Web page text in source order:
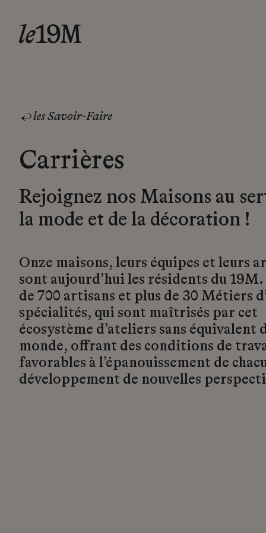
les Savoir-Faire
Carrières
Rejoignez nos Maisons au
la mode et de la décoration !
Onze maisons, leurs équipes et leurs
sont aujourd’hui les résidents du
de 700 artisans et plus de 30 Métiers
spécialités, qui sont maîtrisés par cet
écosystème d’ateliers sans équivalent
monde, offrant des conditions de
favorables à l’épanouissement de
développement de nouvelles